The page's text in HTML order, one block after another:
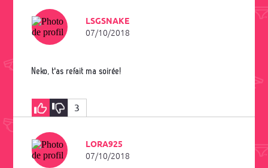
LSGSNAKE
07/10/2018
Neko, t'as refait ma soirée!
3
LORA925
07/10/2018